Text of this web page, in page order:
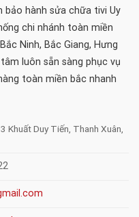
hành sửa chữa tivi Uy
chi nhánh toàn miền
Ninh, Bắc Giang, Hưng
luôn sẵn sàng phục vụ
toàn miền bắc nhanh
Khuất Duy Tiến, Thanh Xuân,